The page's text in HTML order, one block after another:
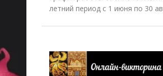
летний период с 1 июня по 30